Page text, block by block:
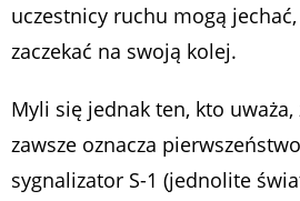
uczestnicy ruchu mogą
zaczekać na swoją kolej.
Myli się jednak ten, kto uważa,
zawsze oznacza
sygnalizator S-1 (jednolite